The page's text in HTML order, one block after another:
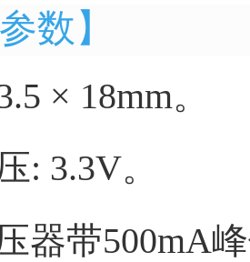
数】
× 18mm。
: 3.3V。
器带500mA